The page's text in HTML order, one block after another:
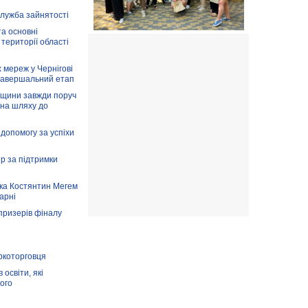
зайнятості
основні
області
мереж у Чернігові
етап
завжди поруч
шляху до
за успіхи
за підтримки
Костянтин Мегем
фіналу
які